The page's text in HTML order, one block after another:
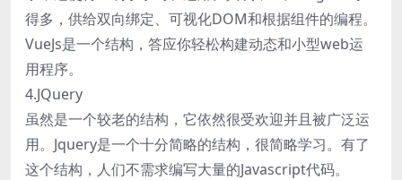
得多，供给双向绑定、可视化DOM和根据组件的编程。
VueJs是一个结构，答应你轻松构建动态和小型web运
用程序。
4.JQuery
虽然是一个较老的结构，它依然很受欢迎并且被广泛运
用。Jquery是一个十分简略的结构，很简略学习。有了
这个结构，人们不需求编写大量的Javascript代码。